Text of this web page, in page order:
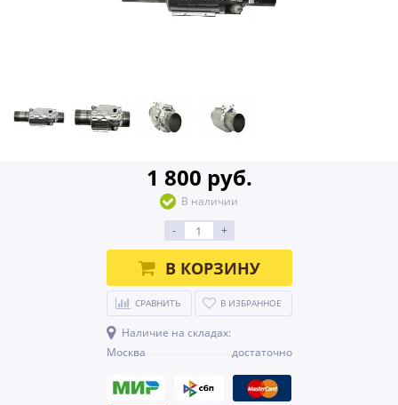
1 800 руб.
В наличии
-
+
В КОРЗИНУ
СРАВНИТЬ В ИЗБРАННОЕ
Наличие на складах:
Москва
достаточно